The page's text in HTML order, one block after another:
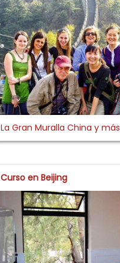
La Gran Muralla China y más
Curso en Beijing